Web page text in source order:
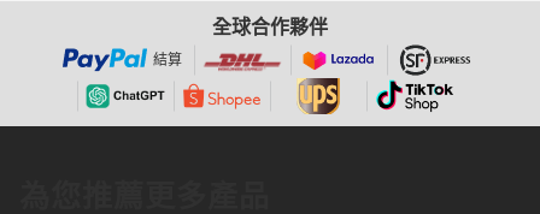
全球合作夥伴
結算